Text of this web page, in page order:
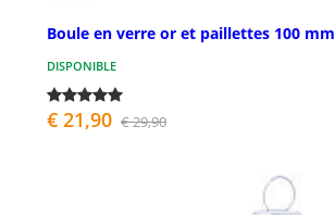
Boule en verre or et paillettes 100 mm
DISPONIBLE
€ 21,90 € 29,90